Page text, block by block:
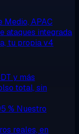
Medio, APAC
ataques integrada
tu propia v4
y más
total, sin
% Nuestro
reales, en